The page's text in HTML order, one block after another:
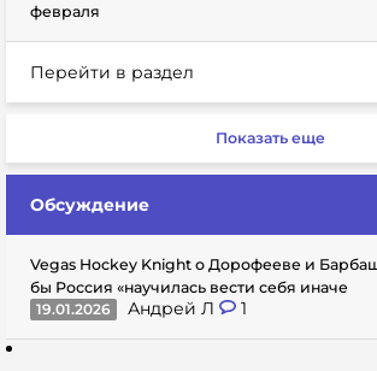
февраля
Перейти в раздел
Показать еще
Обсуждение
Vegas Hockey Knight о Дорофееве и
бы Россия «научилась вести себя иначе
19.01.2026
Андрей Л 1